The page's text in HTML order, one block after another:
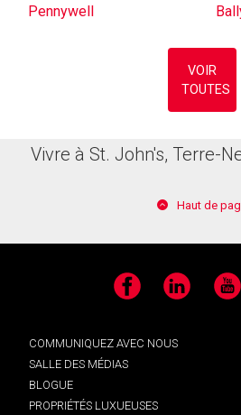
Pennywell
VOIR
TOUTES
Vivre à St. John's, Terre-
Haut de
Facebook LinkedIn
COMMUNIQUEZ AVEC NOUS
SALLE DES MÉDIAS
BLOGUE
PROPRIÉTÉS LUXUEUSES